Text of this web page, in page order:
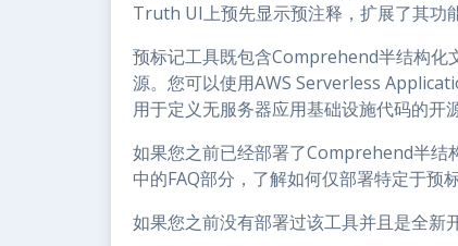
Truth UI上预先显示预注释，扩展了其功能
预标记工具既包含Comprehend半结构化
源。您可以使用AWS Serverless
用于定义无服务器应用基础设施代码的开
如果您之前已经部署了Comprehend半结
中的FAQ部分，了解如何仅部署特定于预
如果您之前没有部署过该工具并且是全新